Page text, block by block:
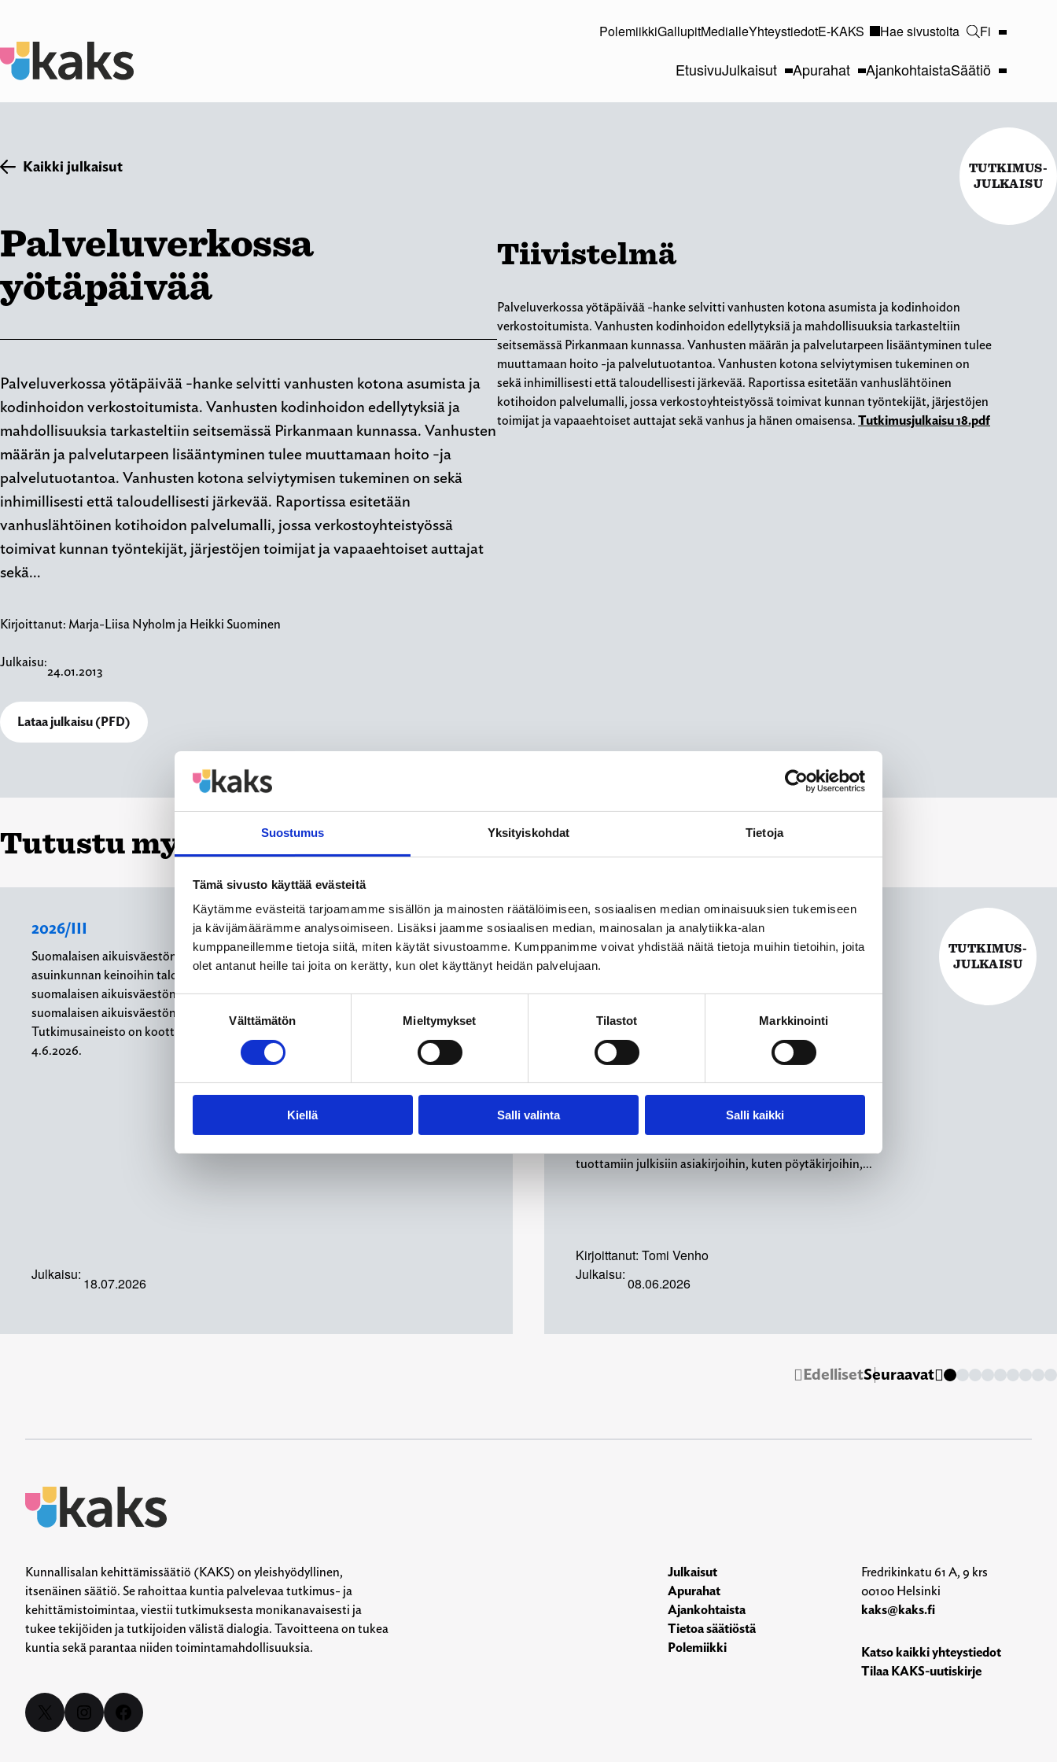
Suostumus Yksityiskohdat Tietoja
Tämä sivusto käyttää evästeitä
Käytämme evästeitä tarjoamamme sisällön ja mainosten räätälöimiseen, sosiaalisen median ominaisuuksien tukemiseen
ja kävijämäärämme analysoimiseen. Lisäksi jaamme sosiaalisen median, mainosalan ja analytiikka-alan
kumppaneillemme tietoja siitä, miten käytät sivustoamme. Kumppanimme voivat yhdistää näitä tietoja muihin tietoihin, joita
olet antanut heille tai joita on kerätty, kun olet käyttänyt heidän palvelujaan.
Suostumuksen
valinta
Välttämätön Mieltymykset Tilastot Markkinointi
Kiellä Salli valinta Salli kaikki
PolemiikkiGallupitMedialleYhteystiedotE-KAKS Hae sivustolta Fi
EtusivuJulkaisut Apurahat AjankohtaistaSäätiö
Kaikki julkaisut
Palveluverkossa
yötäpäivää
TUTKIMUS-
JULKAISU
Palveluverkossa yötäpäivää -hanke selvitti vanhusten kotona asumista ja
kodinhoidon verkostoitumista. Vanhusten kodinhoidon edellytyksiä ja
mahdollisuuksia tarkasteltiin seitsemässä Pirkanmaan kunnassa. Vanhusten
määrän ja palvelutarpeen lisääntyminen tulee muuttamaan hoito -ja
palvelutuotantoa. Vanhusten kotona selviytymisen tukeminen on sekä
inhimillisesti että taloudellisesti järkevää. Raportissa esitetään
vanhuslähtöinen kotihoidon palvelumalli, jossa verkostoyhteistyössä
toimivat kunnan työntekijät, järjestöjen toimijat ja vapaaehtoiset auttajat
sekä…
Kirjoittanut: Marja-Liisa Nyholm ja Heikki Suominen
Julkaisu:
24.01.2013
Lataa julkaisu (PFD)
Tiivistelmä
Palveluverkossa yötäpäivää -hanke selvitti vanhusten kotona asumista ja kodinhoidon
verkostoitumista. Vanhusten kodinhoidon edellytyksiä ja mahdollisuuksia tarkasteltiin
seitsemässä Pirkanmaan kunnassa. Vanhusten määrän ja palvelutarpeen lisääntyminen tulee
muuttamaan hoito -ja palvelutuotantoa. Vanhusten kotona selviytymisen tukeminen on
sekä inhimillisesti että taloudellisesti järkevää. Raportissa esitetään vanhuslähtöinen
kotihoidon palvelumalli, jossa verkostoyhteistyössä toimivat kunnan työntekijät, järjestöjen
toimijat ja vapaaehtoiset auttajat sekä vanhus ja hänen omaisensa. Tutkimusjulkaisu 18.pdf
Tutustu myös näihin julkaisuihin
2026/III
Suomalaisen aikuisväestön suhtautuminen oman
asuinkunnan keinoihin talouden pohjan vahvistamiseksi,
suomalaisen aikuisväestön näkemykset verotuksesta,
suomalaisen aikuisväestön suhtautuminen yritystukiin
Tutkimusaineisto on koottu Gallup Kanavalla 1.6.–
4.6.2026.
Julkaisu:
18.07.2026
DEMOKRATIAA EUROILLA –
Valtuustoryhmien ja puolueiden rahoitus
hyvinvointialueilla
TUTKIMUS-
JULKAISU
Kirja kartoittaa 2020-luvun alussa tehdyn sosiaali- ja
terveyspalvelu-uudistuksen vaikutuksia poliittisen
suomalaisen puoluerahoituksen perusteista. Teos tekee
selkoa hyvinvointialueiden tavasta tukea eri tavoin
tukea on jaettu? Miten jaettuja avustuksia on käytetty ja
tuottamiin julkisiin asiakirjoihin, kuten pöytäkirjoihin,…
Kirjoittanut: Tomi Venho
Julkaisu:
08.06.2026
EdellisetSeuraavat
Kunnallisalan kehittämissäätiö (KAKS) on yleishyödyllinen,
itsenäinen säätiö. Se rahoittaa kuntia palvelevaa tutkimus- ja
kehittämistoimintaa, viestii tutkimuksesta monikanavaisesti ja
tukee tekijöiden ja tutkijoiden välistä dialogia. Tavoitteena on tukea
kuntia sekä parantaa niiden toimintamahdollisuuksia.
X Instagram Facebook
Julkaisut
Apurahat
Ajankohtaista
Tietoa säätiöstä
Polemiikki
Fredrikinkatu 61 A, 9 krs
00100 Helsinki
kaks@kaks.fi
Katso kaikki yhteystiedot
Tilaa KAKS-uutiskirje